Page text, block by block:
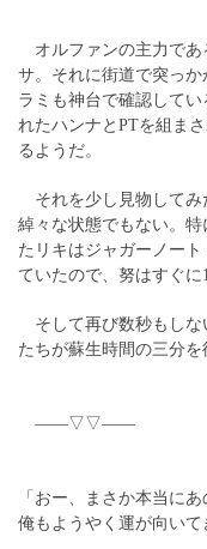
オルファンの主力であ
サ。それに街道で突っか
ラミも神台で確認して
れたハンナとPTを組ま
るようだ。
それを少し見物してみ
綽々な状態でもない。
たリキはジャガーノー
ていたので、努はすぐに
そして再び数秒もしな
たちが蘇生時間の三分を
――▽▽――
「おー、まさか本当に
俺もようやく運が向いて